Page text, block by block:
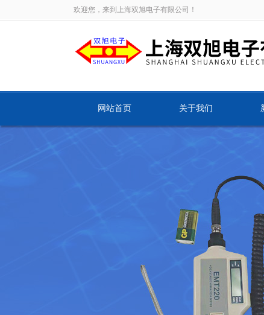
欢迎您，来到上海双旭电子有限公司！
网站首页 关于我们